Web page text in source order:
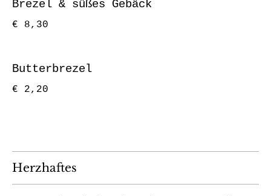
Brezel & süßes Gebäck
€ 8,30
Butterbrezel
€ 2,20
Herzhaftes